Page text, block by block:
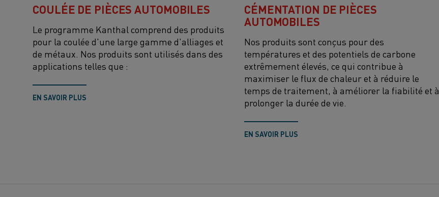
COULÉE DE PIÈCES AUTOMOBILES
Le programme Kanthal comprend des produits
pour la coulée d'une large gamme d'alliages et
de métaux. Nos produits sont utilisés dans des
applications telles que :
EN SAVOIR PLUS
CÉMENTATION DE PIÈCES
AUTOMOBILES
Nos produits sont conçus pour des
températures et des potentiels de carbone
extrêmement élevés, ce qui contribue à
maximiser le flux de chaleur et à réduire le
temps de traitement, à améliorer la fiabilité et à
prolonger la durée de vie.
EN SAVOIR PLUS